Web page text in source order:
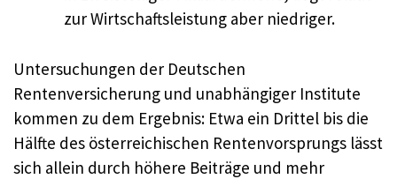
zur Wirtschaftsleistung aber niedriger.
Untersuchungen der Deutschen
Rentenversicherung und unabhängiger Institute
kommen zu dem Ergebnis: Etwa ein Drittel bis die
Hälfte des österreichischen Rentenvorsprungs lässt
sich allein durch höhere Beiträge und mehr